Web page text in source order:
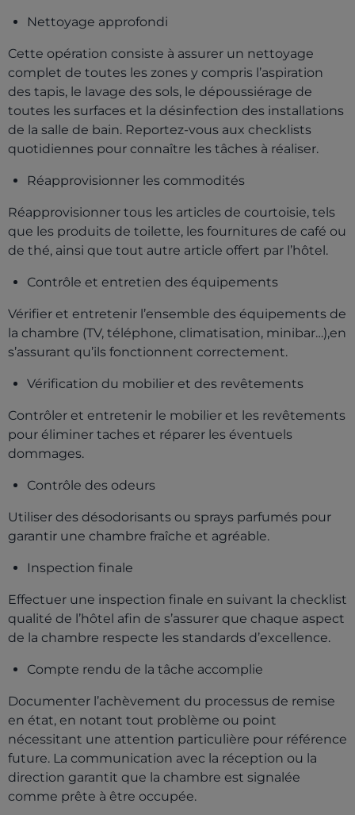
Nettoyage approfondi
Cette opération consiste à assurer un nettoyage
complet de toutes les zones y compris l’aspiration
des tapis, le lavage des sols, le dépoussiérage de
toutes les surfaces et la désinfection des installations
de la salle de bain. Reportez-vous aux checklists
quotidiennes pour connaître les tâches à réaliser.
Réapprovisionner les commodités
Réapprovisionner tous les articles de courtoisie, tels
que les produits de toilette, les fournitures de café ou
de thé, ainsi que tout autre article offert par l’hôtel.
Contrôle et entretien des équipements
Vérifier et entretenir l’ensemble des équipements de
la chambre (TV, téléphone, climatisation, minibar…),en
s’assurant qu’ils fonctionnent correctement.
Vérification du mobilier et des revêtements
Contrôler et entretenir le mobilier et les revêtements
pour éliminer taches et réparer les éventuels
dommages.
Contrôle des odeurs
Utiliser des désodorisants ou sprays parfumés pour
garantir une chambre fraîche et agréable.
Inspection finale
Effectuer une inspection finale en suivant la checklist
qualité de l’hôtel afin de s’assurer que chaque aspect
de la chambre respecte les standards d’excellence.
Compte rendu de la tâche accomplie
Documenter l’achèvement du processus de remise
en état, en notant tout problème ou point
nécessitant une attention particulière pour référence
future. La communication avec la réception ou la
direction garantit que la chambre est signalée
comme prête à être occupée.